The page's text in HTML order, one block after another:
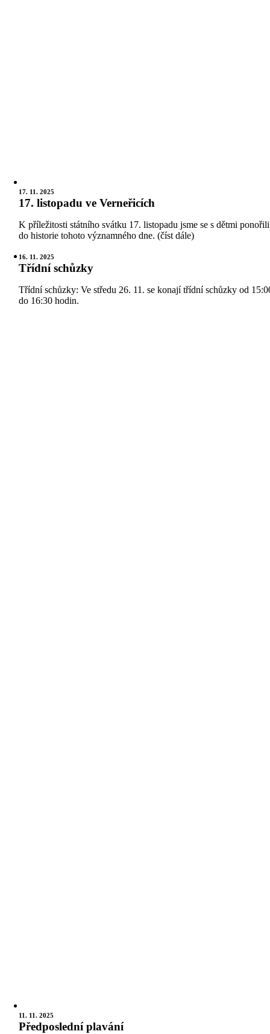
17. 11. 2025
17. listopadu ve Verneřicích
K příležitosti státního svátku 17. listopadu jsme se s dětmi ponořili
do historie tohoto významného dne. (číst dále)
16. 11. 2025
Třídní schůzky
Třídní schůzky: Ve středu 26. 11. se konají třídní schůzky od
do 16:30 hodin.
11. 11. 2025
Předposlední plavání